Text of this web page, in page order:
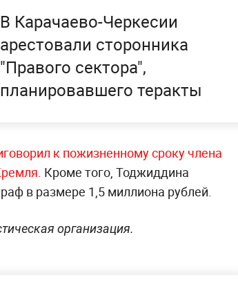
В Карачаево-Черкесии
арестовали сторонника
"Правого сектора",
планировавшего теракты
к пожизненному сроку члена
. Кроме того, Тоджиддина
в размере 1,5 миллиона рублей.
организация.